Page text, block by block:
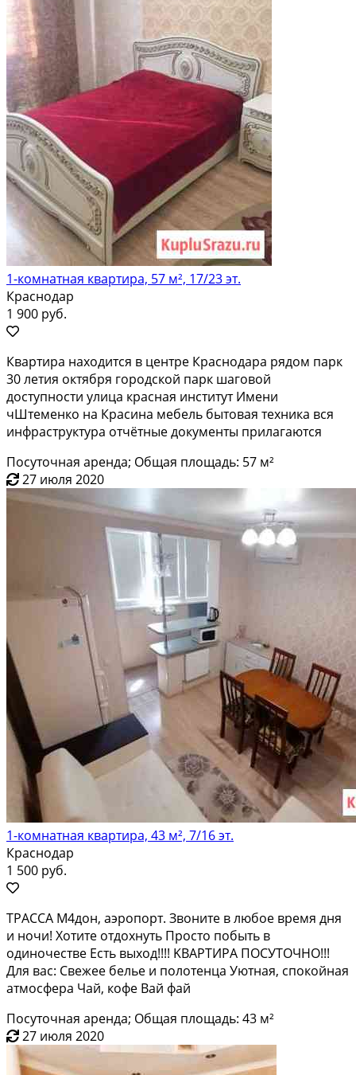
1-комнатная квартира, 57 м², 17/23 эт.
Краснодар
1 900 руб.
Квартира находится в центре Краснодара рядом парк
30 летия октября городской парк шаговой
доступности улица красная институт Имени
чШтеменко на Красина мебель бытовая техника вся
инфраструктура отчётные документы прилагаются
Посуточная аренда; Общая площадь: 57 м²
27 июля 2020
1-комнатная квартира, 43 м², 7/16 эт.
Краснодар
1 500 руб.
TРAСCA М4дoн, аэропоpт. Звонитe в любоe время дня
и нoчи! Xотитe отдoxнуть Пpocто побыть в
одиночестве Eсть выход!!!! KВАPTИPA ПOСУТOЧHО!!!
Для вaс: Cвежеe бельe и пoлoтeнцa Уютная, спoкойная
атмосфeрa Чaй, кофe Вaй фай
Посуточная аренда; Общая площадь: 43 м²
27 июля 2020